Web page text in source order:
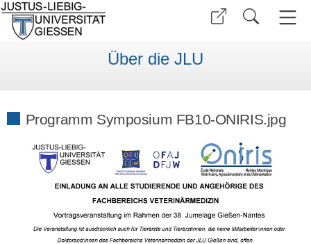
Über die JLU
Programm Symposium FB10-ONIRIS.jpg